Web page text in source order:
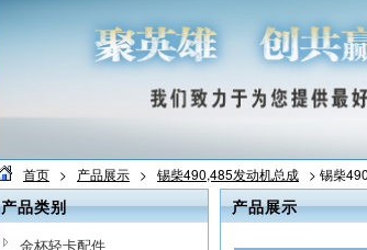
首页 > 产品展示 > 锡柴490,485发动机总成 > 锡柴
产品类别
金杯轻卡配件
产品展示